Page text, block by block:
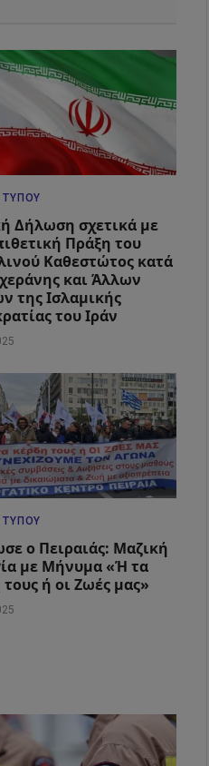
ΤΎΠΟΥ
Δήλωση σχετικά με
Πράξη του
Καθεστώτος κατά
και Άλλων
της Ισλαμικής
του Ιράν
ΤΎΠΟΥ
ο Πειραιάς: Μαζική
με Μήνυμα «Ή τα
ή οι Ζωές μας»